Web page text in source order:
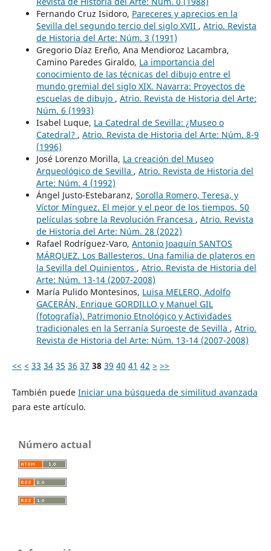
Fernando Cruz Isidoro, Pareceres y aprecios en la
Sevilla del segundo tercio del siglo XVII , Atrio. Revista
de Historia del Arte: Núm. 3 (1991)
Gregorio Díaz Ereño, Ana Mendioroz Lacambra,
Camino Paredes Giraldo, La importancia del
conocimiento de las técnicas del dibujo entre el
mundo gremial del siglo XIX. Navarra: Proyectos de
escuelas de dibujo , Atrio. Revista de Historia del Arte:
Núm. 6 (1993)
Isabel Luque, La Catedral de Sevilla: ¿Museo o
Catedral? , Atrio. Revista de Historia del Arte: Núm. 8-9
(1996)
José Lorenzo Morilla, La creación del Museo
Arqueológico de Sevilla , Atrio. Revista de Historia del
Arte: Núm. 4 (1992)
Ángel Justo-Estebaranz, Sorolla Romero, Teresa, y
Víctor Mínguez. El mejor y el peor de los tiempos. 50
películas sobre la Revolución Francesa , Atrio. Revista
de Historia del Arte: Núm. 28 (2022)
Rafael Rodríguez-Varo, Antonio Joaquín SANTOS
MÁRQUEZ. Los Ballesteros. Una familia de plateros en
la Sevilla del Quinientos , Atrio. Revista de Historia del
Arte: Núm. 13-14 (2007-2008)
María Pulido Montesinos, Luisa MELERO, Adolfo
GACERÁN, Enrique GORDILLO y Manuel GIL
(fotografía). Patrimonio Etnológico y Actividades
tradicionales en la Serranía Suroeste de Sevilla , Atrio.
Revista de Historia del Arte: Núm. 13-14 (2007-2008)
<< < 33 34 35 36 37 38 39 40 41 42 > >>
También puede Iniciar una búsqueda de similitud avanzada
para este artículo.
Número actual